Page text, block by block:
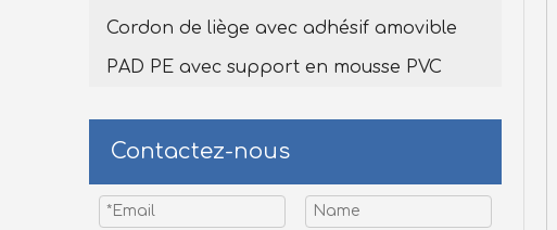
Cordon de liège avec adhésif amovible
PAD PE avec support en mousse PVC
Contactez-nous